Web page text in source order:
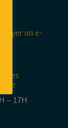
un e-
– 17H